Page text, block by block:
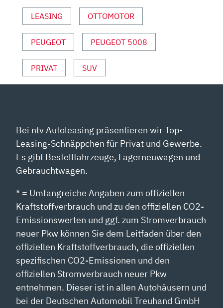
UND
SPORT“
YOUTUBE
ANZEIGEN
LEASING OTTOMOTOR
PEUGEOT PEUGEOT 5008
PRIVAT SUV
Bei ntv Autoleasing präsentieren wir Top-
Leasing-Schnäppchen für Privat und Gewerbe.
Es gibt Bestellfahrzeuge, Lagerneuwagen und
Gebrauchtwagen.
* = Umfangreiche Angaben zum offiziellen
Kraftstoffverbrauch und zu den offiziellen CO2-
Emissionswerten und ggf. zum Stromverbrauch
neuer Pkw können Sie dem Leitfaden über den
offiziellen Kraftstoffverbrauch, die offiziellen
spezifischen CO2-Emissionen und den
offiziellen Stromverbrauch neuer Pkw
entnehmen. Dieser ist in allen Autohäusern und
bei der Deutschen Automobil Treuhand GmbH